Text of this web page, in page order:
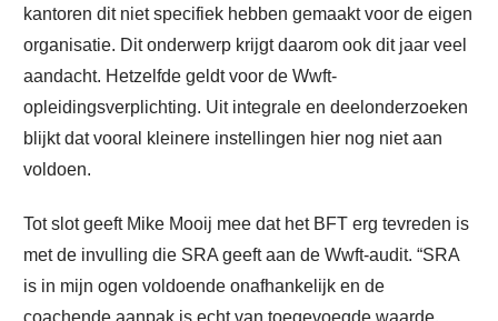
kantoren dit niet specifiek hebben gemaakt voor de eigen
organisatie. Dit onderwerp krijgt daarom ook dit jaar veel
aandacht. Hetzelfde geldt voor de Wwft-
opleidingsverplichting. Uit integrale en deelonderzoeken
blijkt dat vooral kleinere instellingen hier nog niet aan
voldoen.
Tot slot geeft Mike Mooij mee dat het BFT erg tevreden is
met de invulling die SRA geeft aan de Wwft-audit. “SRA
is in mijn ogen voldoende onafhankelijk en de